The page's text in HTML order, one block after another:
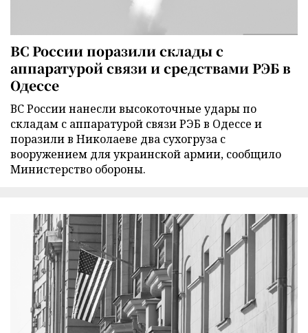
ВС России поразили склады с
аппаратурой связи и средствами РЭБ в
Одессе
ВС России нанесли высокоточные удары по
складам с аппаратурой связи РЭБ в Одессе и
поразили в Николаеве два сухогруза с
вооружением для украинской армии, сообщило
Министерство обороны.